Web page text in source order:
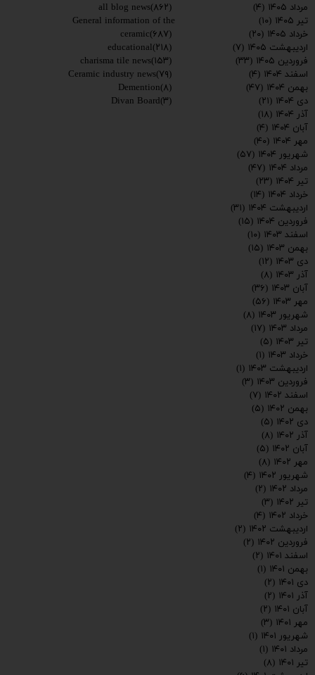
ارسال
all blog news(۸۶۲)
General information of the
ceramic(۶۸۷)
educational(۲۱۸)
charisma tile news(۱۵۳)
Ceramic industry news(۷۹)
Demention(۸)
Divan Board(۳)
مرداد ۱۴۰۵
(۴)
تیر ۱۴۰۵
(۱۰)
خرداد ۱۴۰۵
(۲۰)
اردیبهشت ۱۴۰۵
(۷)
فروردین ۱۴۰۵
(۳۳)
اسفند ۱۴۰۴
(۴)
بهمن ۱۴۰۴
(۴۷)
دی ۱۴۰۴
(۲۱)
آذر ۱۴۰۴
(۱۸)
آبان ۱۴۰۴
(۴)
مهر ۱۴۰۴
(۴۰)
شهریور ۱۴۰۴
(۵۷)
مرداد ۱۴۰۴
(۴۷)
تیر ۱۴۰۴
(۲۳)
خرداد ۱۴۰۴
(۱۴)
اردیبهشت ۱۴۰۴
(۳۱)
فروردین ۱۴۰۴
(۱۵)
اسفند ۱۴۰۳
(۱۰)
بهمن ۱۴۰۳
(۱۵)
دی ۱۴۰۳
(۱۲)
آذر ۱۴۰۳
(۸)
آبان ۱۴۰۳
(۳۶)
مهر ۱۴۰۳
(۵۶)
شهریور ۱۴۰۳
(۸)
مرداد ۱۴۰۳
(۱۷)
تیر ۱۴۰۳
(۵)
خرداد ۱۴۰۳
(۱)
اردیبهشت ۱۴۰۳
(۱)
فروردین ۱۴۰۳
(۳)
اسفند ۱۴۰۲
(۷)
بهمن ۱۴۰۲
(۵)
دی ۱۴۰۲
(۵)
آذر ۱۴۰۲
(۸)
آبان ۱۴۰۲
(۵)
مهر ۱۴۰۲
(۸)
شهریور ۱۴۰۲
(۴)
مرداد ۱۴۰۲
(۲)
تیر ۱۴۰۲
(۳)
خرداد ۱۴۰۲
(۴)
اردیبهشت ۱۴۰۲
(۲)
فروردین ۱۴۰۲
(۲)
اسفند ۱۴۰۱
(۲)
بهمن ۱۴۰۱
(۱)
دی ۱۴۰۱
(۲)
آذر ۱۴۰۱
(۲)
آبان ۱۴۰۱
(۲)
مهر ۱۴۰۱
(۳)
شهریور ۱۴۰۱
(۱)
مرداد ۱۴۰۱
(۱)
تیر ۱۴۰۱
(۸)